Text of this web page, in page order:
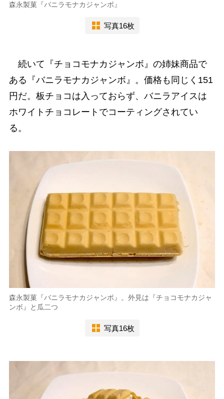
森永製菓『バニラモナカジャンボ』
写真16枚
続いて『チョコモナカジャンボ』の姉妹商品で
ある『バニラモナカジャンボ』。価格も同じく151
円だ。板チョコは入っておらず、バニラアイスは
ホワイトチョコレートでコーティングされてい
る。
森永製菓『バニラモナカジャンボ』。外見は『チョコモナカジャ
ンボ』と瓜二つ
写真16枚